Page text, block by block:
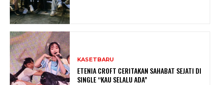
KASETBARU
ETENIA CROFT CERITAKAN SAHABAT SEJATI DI
SINGLE “KAU SELALU ADA”